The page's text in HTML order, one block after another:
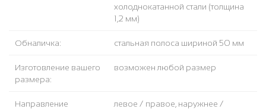
холоднокатанной стали (толщина
1,2 мм)
Обналичка: стальная полоса шириной 50 мм
Изготовление вашего
размера:
возможен любой размер
Направление
левое / правое, наружнее /